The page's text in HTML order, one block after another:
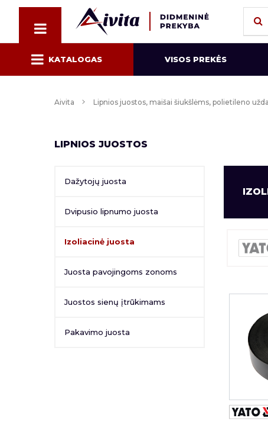
KATALOGAS VISOS PREKĖS
Aivita Lipnios juostos, maišai šiukšlėms, polietileno
LIPNIOS JUOSTOS
Dažytojų juosta
Dvipusio lipnumo juosta
Izoliacinė juosta
Juosta pavojingoms zonoms
Juostos sienų įtrūkimams
Pakavimo juosta